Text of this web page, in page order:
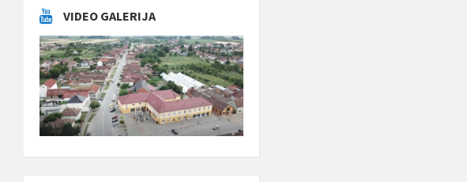
VIDEO GALERIJA